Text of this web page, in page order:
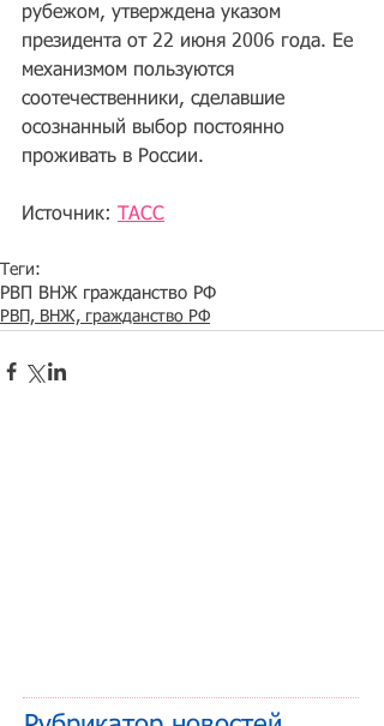
рубежом, утверждена указом
президента от 22 июня 2006 года. Ее
механизмом пользуются
соотечественники, сделавшие
осознанный выбор постоянно
проживать в России.
Источник: ТАСС
Теги:
РВП ВНЖ гражданство РФ
РВП, ВНЖ, гражданство РФ